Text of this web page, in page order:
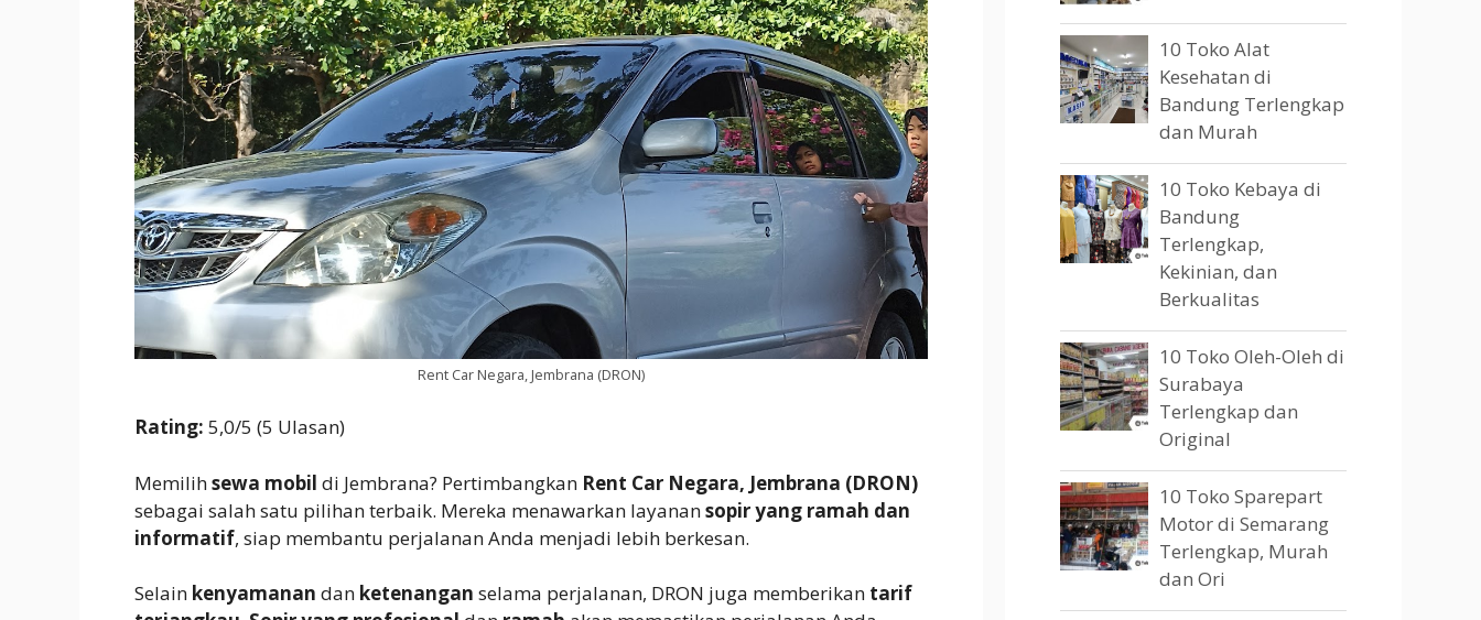
Rent Car Negara, Jembrana (DRON)
Rating: 5,0/5 (5 Ulasan)
Memilihsewa mobil di Jembrana? Pertimbangkan Rent Car Negara, Jembrana (DRON)
sebagai salah satu pilihan terbaik. Mereka menawarkan layanansopir yang ramah dan
informatif, siap membantu perjalanan Anda menjadi lebih berkesan.
Selain kenyamanan dan ketenangan selama perjalanan, DRON juga memberikan tarif
10 Toko Alat
Kesehatan di
Bandung Terlengkap
dan Murah
10 Toko Kebaya di
Bandung
Terlengkap,
Kekinian, dan
Berkualitas
10 Toko Oleh-Oleh di
Surabaya
Terlengkap dan
Original
10 Toko Sparepart
Motor di Semarang
Terlengkap, Murah
dan Ori